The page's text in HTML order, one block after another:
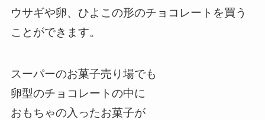
ウサギや卵、ひよこの形のチョコレートを買う
ことができます。
スーパーのお菓子売り場でも
卵型のチョコレートの中に
おもちゃの入ったお菓子が